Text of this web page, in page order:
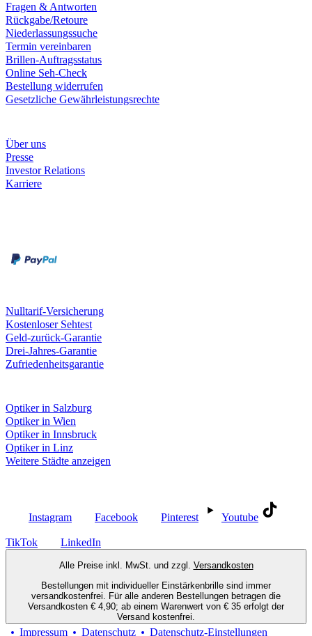
Fragen & Antworten
Rückgabe/Retoure
Niederlassungssuche
Termin vereinbaren
Brillen-Auftragsstatus
Online Seh-Check
Bestellung widerrufen
Gesetzliche Gewährleistungsrechte
Über uns
Presse
Investor Relations
Karriere
Nulltarif-Versicherung
Kostenloser Sehtest
Geld-zurück-Garantie
Drei-Jahres-Garantie
Zufriedenheitsgarantie
Optiker in Salzburg
Optiker in Wien
Optiker in Innsbruck
Optiker in Linz
Weitere Städte anzeigen
Instagram Facebook Pinterest Youtube
TikTok LinkedIn
Alle Preise inkl. MwSt. und zzgl. Versandkosten
Bestellungen mit individueller Einstärkenbrille sind immer
versandkostenfrei. Für alle anderen Bestellungen betragen die
Versandkosten € 4,90; ab einem Warenwert von € 35 erfolgt der
Versand kostenfrei.
Impressum Datenschutz Datenschutz-Einstellungen